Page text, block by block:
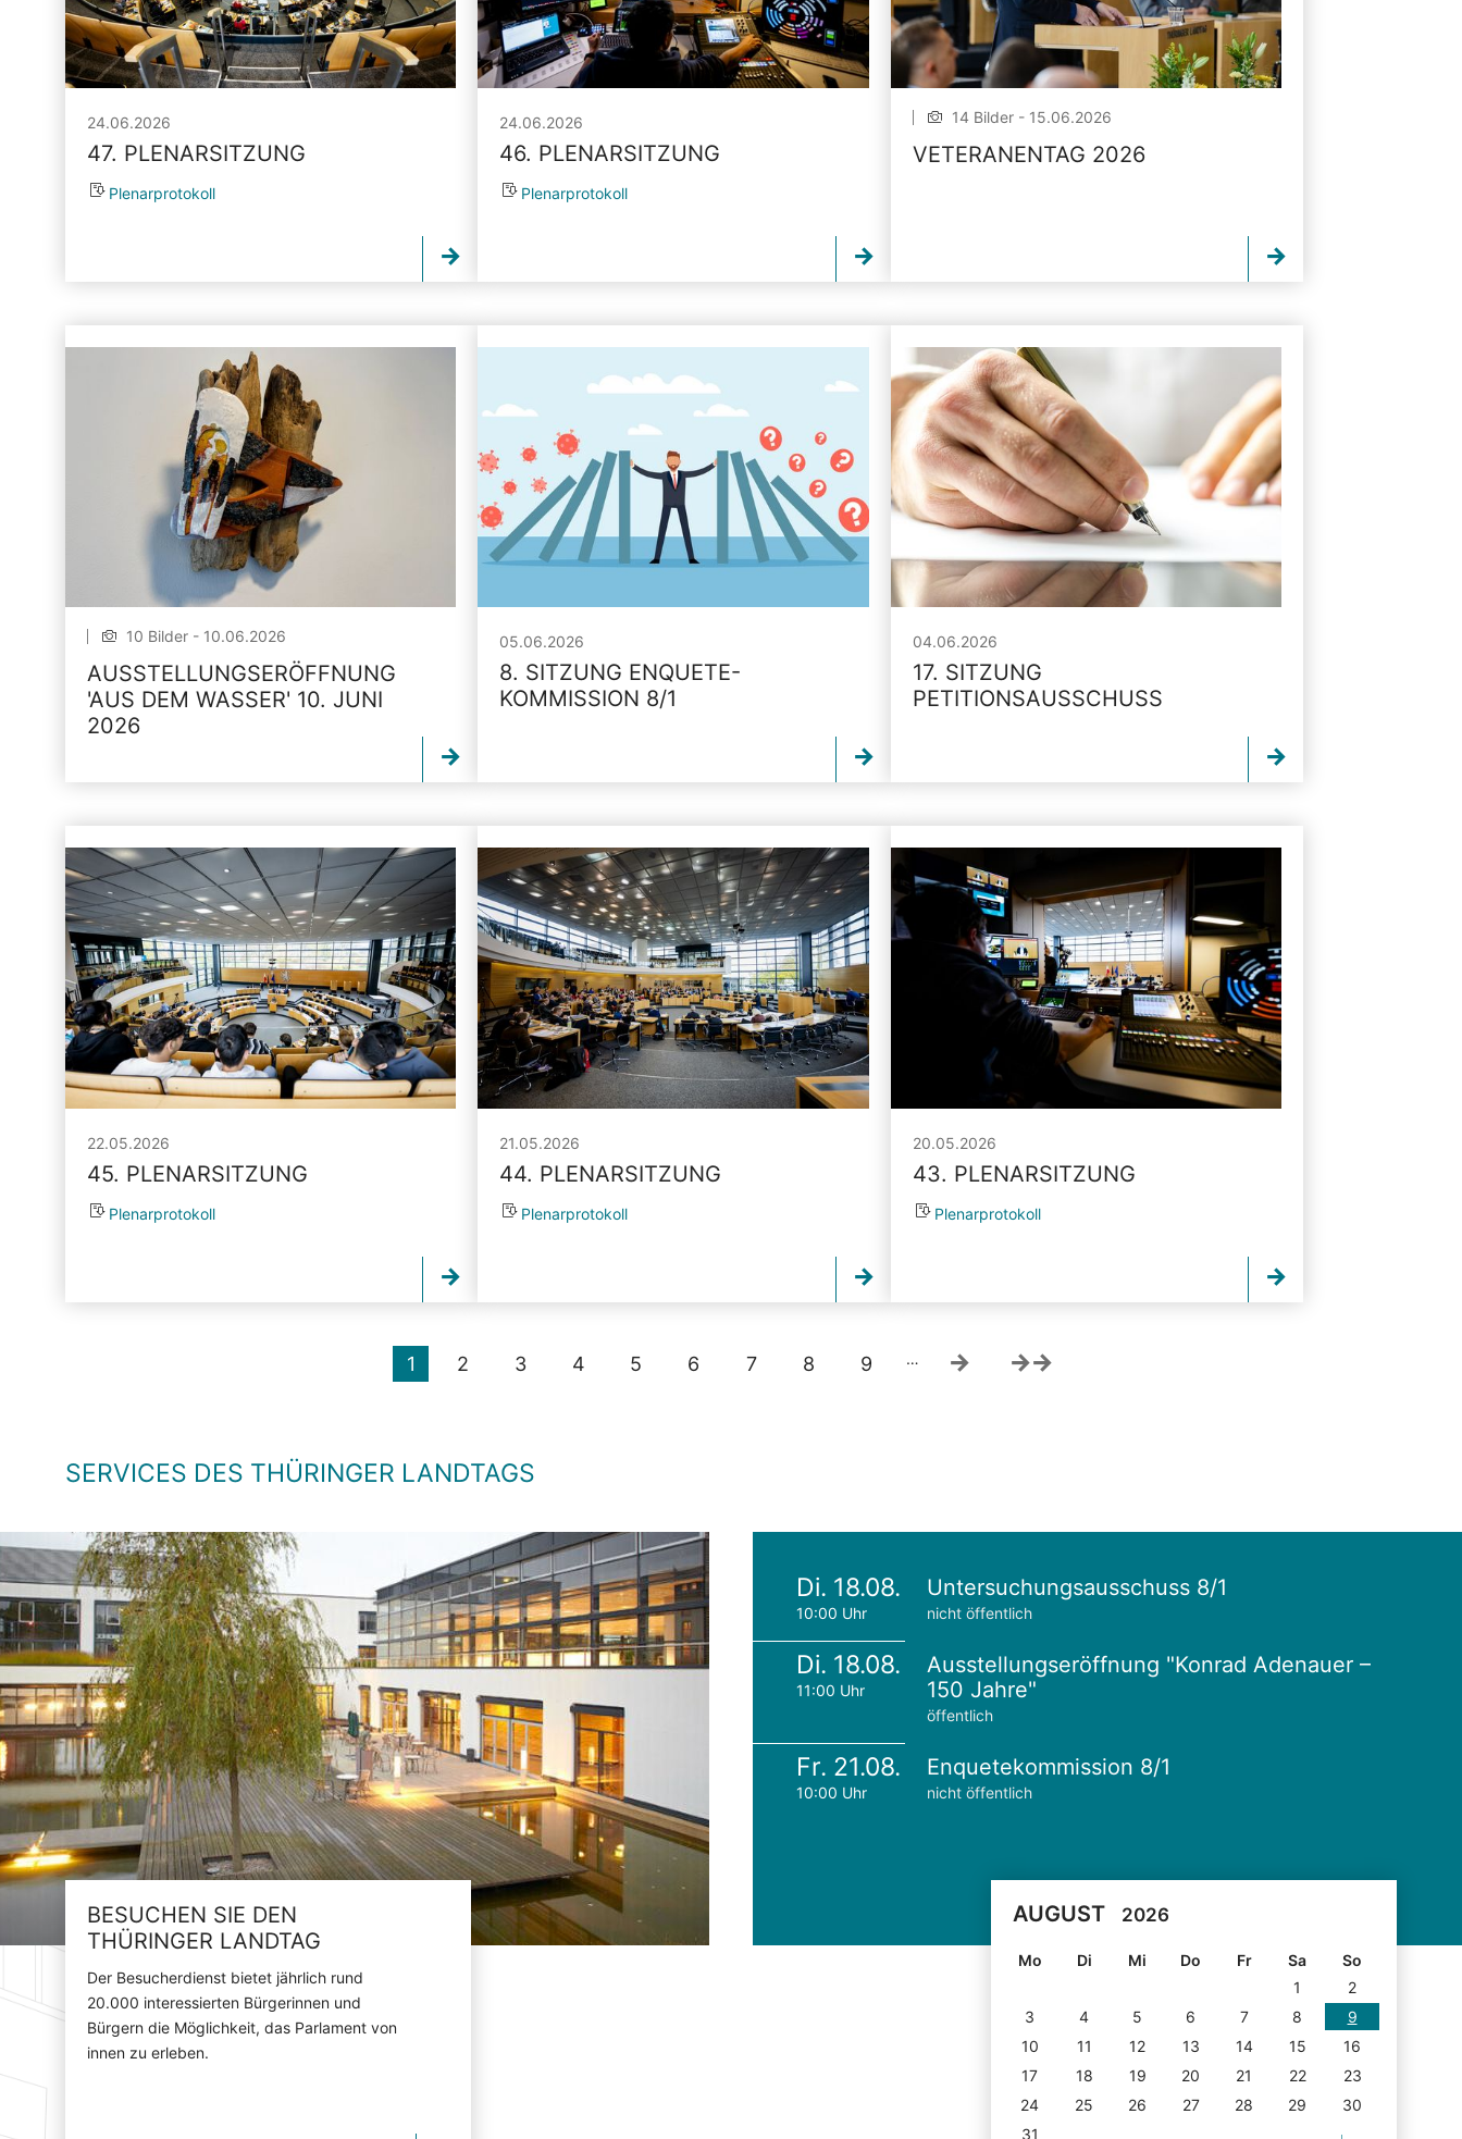
24.06.2026
47. PLENARSITZUNG
Plenarprotokoll
24.06.2026
46. PLENARSITZUNG
Plenarprotokoll
14 Bilder - 15.06.2026
VETERANENTAG 2026
10 Bilder - 10.06.2026
AUSSTELLUNGSERÖFFNUNG
'AUS DEM WASSER' 10. JUNI
2026
05.06.2026
8. SITZUNG ENQUETE-
KOMMISSION 8/1
04.06.2026
17. SITZUNG
PETITIONSAUSSCHUSS
22.05.2026
45. PLENARSITZUNG
Plenarprotokoll
21.05.2026
44. PLENARSITZUNG
Plenarprotokoll
20.05.2026
43. PLENARSITZUNG
Plenarprotokoll
1 2 3 4 5 6 7 8 9 …
SERVICES DES THÜRINGER LANDTAGS
BESUCHEN SIE DEN
THÜRINGER LANDTAG
Der Besucherdienst bietet jährlich rund
20.000 interessierten Bürgerinnen und
Bürgern die Möglichkeit, das Parlament von
innen zu erleben.
Di. 18.08.
10:00 Uhr
Untersuchungsausschuss 8/1
nicht öffentlich
Di. 18.08.
11:00 Uhr
Ausstellungseröffnung "Konrad Adenauer –
150 Jahre"
öffentlich
Fr. 21.08.
10:00 Uhr
Enquetekommission 8/1
nicht öffentlich
AUGUST 2026
Mo Di Mi Do Fr Sa
So
1
2
3
4 5 6 7 8
9
10
11 12 13 14 15
16
17
18 19 20 21 22
23
24
25 26 27 28 29
30
31